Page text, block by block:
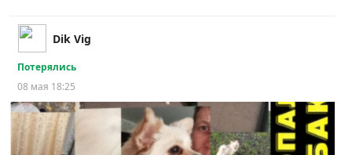
Dik Vig
Потерялись
08 мая 18:25